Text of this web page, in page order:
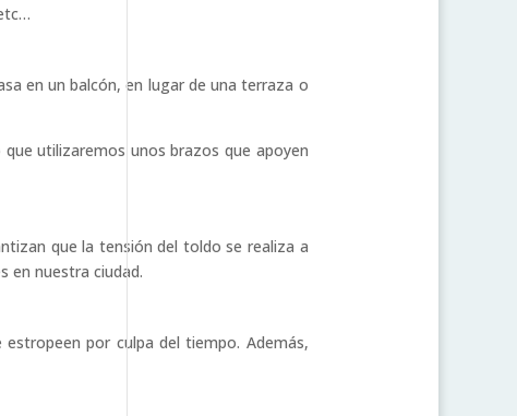
en un balcón, en lugar de una terraza o
utilizaremos unos brazos que apoyen
que la tensión del toldo se realiza a
en nuestra ciudad.
por culpa del tiempo. Además,